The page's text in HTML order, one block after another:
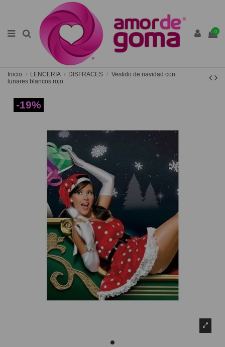
0
Inicio LENCERIA DISFRACES
Vestido de navidad con
lunares blancos rojo
-19%